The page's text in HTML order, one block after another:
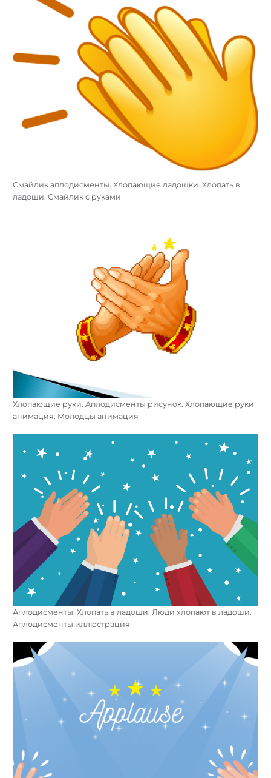
Смайлик аплодисменты. Хлопающие ладошки. Хлопать в
ладоши. Смайлик с руками
Хлопающие руки. Аплодисменты рисунок. Хлопающие руки
анимация. Молодцы анимация
Аплодисменты. Хлопать в ладоши. Люди хлопают в ладоши.
Аплодисменты иллюстрация